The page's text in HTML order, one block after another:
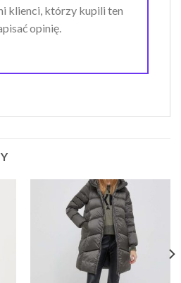
klienci, którzy kupili ten
opinię.